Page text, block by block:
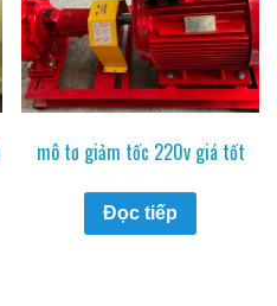
mô tơ giảm tốc 220v giá tốt
Đọc tiếp